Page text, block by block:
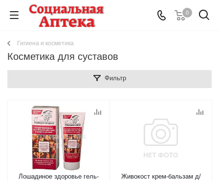
0
Гигиена и косметика
Косметика для суставов
Фильтр
Лошадиное здоровье гель-
Живокост крем-бальзам д/